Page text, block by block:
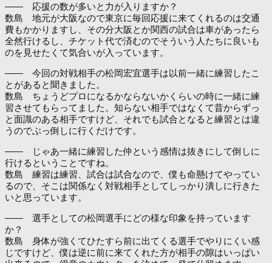
―― 応援の数が多いと力が入りますか？
数島 地元が大阪なので東京に毎回応援に来てくれるのは交通
費もかかりますし、その分大阪とか関西の試合は車があったら
全然行けるし、チケット代で済むのでそういう人たちに良いも
のを見せたくて気合いが入っています。
―― 今回の対戦相手の松岡宏宜選手は以前一緒に練習したこ
とがあると聞きました。
数島 ちょうどプロになるかならないかくらいの時に一緒に練
習させてもらってました。知らない相手ではなくて昔からずっ
と面識のある相手ですけど、それでも試合となると練習とは違
うのでぶっ倒しに行くだけです。
―― じゃあ一緒に練習した仲という感情は抜きにして倒しに
行けるということですね。
数島 練習は練習、試合は試合なので、僕も命懸けてやってい
るので、そこは関係なく対戦相手としてしっかり潰しに行きた
いと思っています。
―― 選手としての松岡選手にどの様な印象を持っています
か？
数島 身体が強くてひたすら前に出てくる選手でやりにくい感
じですけど、僕は逆に前に来てくれた方が相手の隙はいっぱい